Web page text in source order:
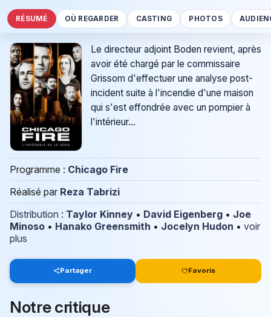
RÉSUMÉ OÙ REGARDER CASTING PHOTOS
Le directeur adjoint Boden revient, après
avoir été chargé par le commissaire
Grissom d'effectuer une analyse post-
incident suite à l'incendie d'une maison
qui s'est effondrée avec un pompier à
l'intérieur...
Programme : Chicago Fire
Réalisé par Reza Tabrizi
Distribution : Taylor Kinney • David Eigenberg • Joe
Minoso • Hanako Greensmith • Jocelyn Hudon • voir
plus
Partager Favoris
Notre critique